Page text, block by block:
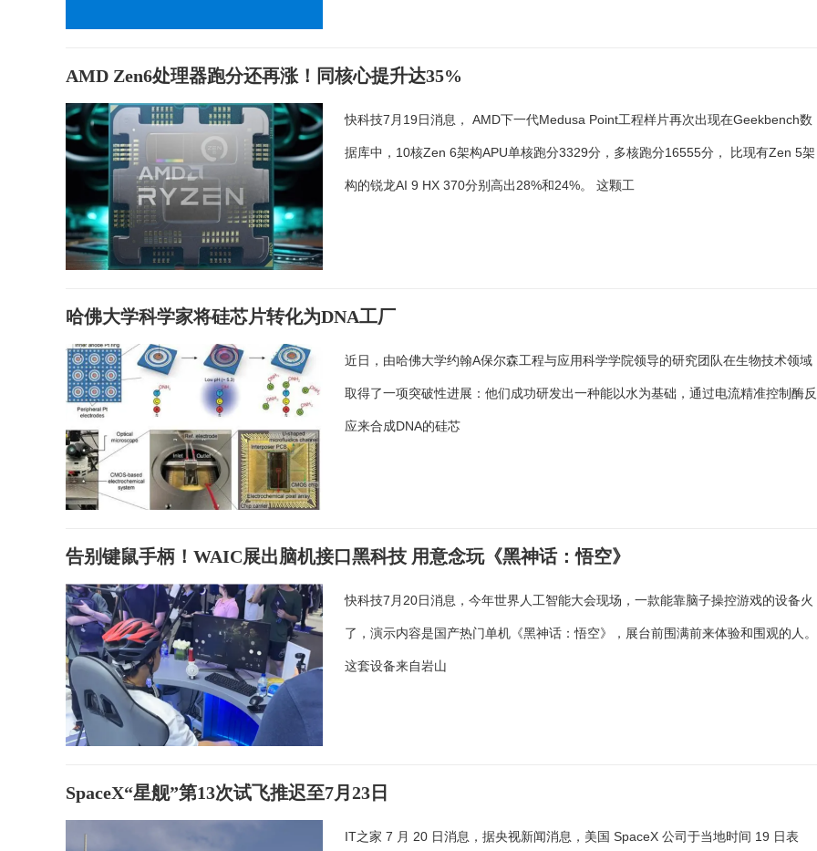
AMD Zen6处理器跑分还再涨！同核心提升达35%
快科技7月19日消息， AMD下一代Medusa Point工程样片再次出现在Geekbench数
据库中，10核Zen 6架构APU单核跑分3329分，多核跑分16555分， 比现有Zen 5架
构的锐龙AI 9 HX 370分别高出28%和24%。 这颗工
哈佛大学科学家将硅芯片转化为DNA工厂
近日，由哈佛大学约翰A保尔森工程与应用科学学院领导的研究团队在生物技术领域
取得了一项突破性进展：他们成功研发出一种能以水为基础，通过电流精准控制酶反
应来合成DNA的硅芯
告别键鼠手柄！WAIC展出脑机接口黑科技 用意念玩《黑神话：悟空》
快科技7月20日消息，今年世界人工智能大会现场，一款能靠脑子操控游戏的设备火
了，演示内容是国产热门单机《黑神话：悟空》，展台前围满前来体验和围观的人。
这套设备来自岩山
SpaceX“星舰”第13次试飞推迟至7月23日
IT之家 7 月 20 日消息，据央视新闻消息，美国 SpaceX 公司于当地时间 19 日表